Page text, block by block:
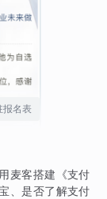
报名表
麦客搭建《支付
、是否了解支付